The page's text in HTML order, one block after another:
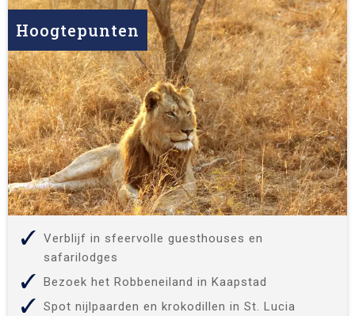
Hoogtepunten
Verblijf in sfeervolle guesthouses en
safarilodges
Bezoek het Robbeneiland in Kaapstad
Spot nijlpaarden en krokodillen in St. Lucia